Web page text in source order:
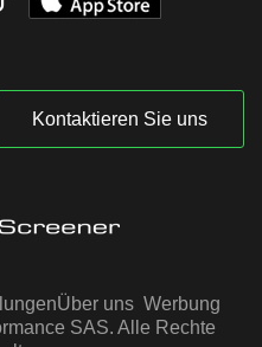
Kontaktieren Sie uns
Über uns Werbung
SAS. Alle Rechte